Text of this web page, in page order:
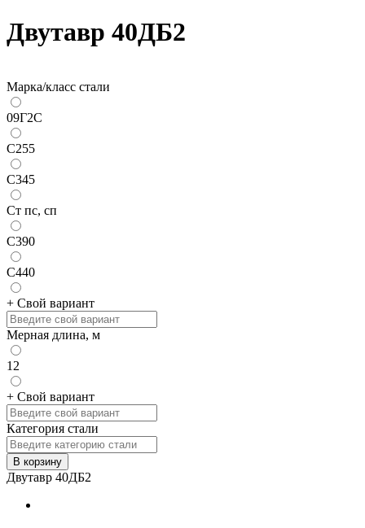
Двутавр 40ДБ2
Марка/класс стали
09Г2С
С255
С345
Ст пс, сп
С390
С440
+ Свой вариант
Мерная длина, м
12
+ Свой вариант
Категория стали
В корзину
Двутавр 40ДБ2